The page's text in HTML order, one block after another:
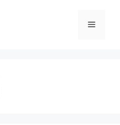
메